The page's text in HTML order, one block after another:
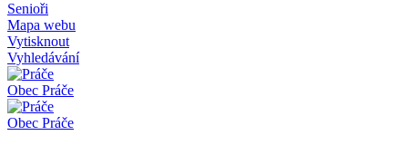
Senioři
Mapa webu
Vytisknout
Vyhledávání
Obec Práče
Obec Práče